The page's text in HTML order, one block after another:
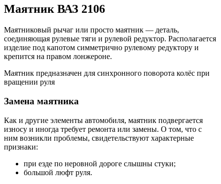
Маятник ВАЗ 2106
Маятниковый рычаг или просто маятник — деталь,
соединяющая рулевые тяги и рулевой редуктор. Располагается
изделие под капотом симметрично рулевому редуктору и
крепится на правом лонжероне.
Маятник предназначен для синхронного поворота колёс при
вращении руля
Замена маятника
Как и другие элементы автомобиля, маятник подвергается
износу и иногда требует ремонта или замены. О том, что с
ним возникли проблемы, свидетельствуют характерные
признаки:
при езде по неровной дороге слышны стуки;
большой люфт руля.